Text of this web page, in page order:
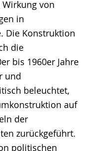
von
in
Die Konstruktion
die
bis 1960er Jahre
und
beleuchtet,
auf
der
zurückgeführt.
politischen